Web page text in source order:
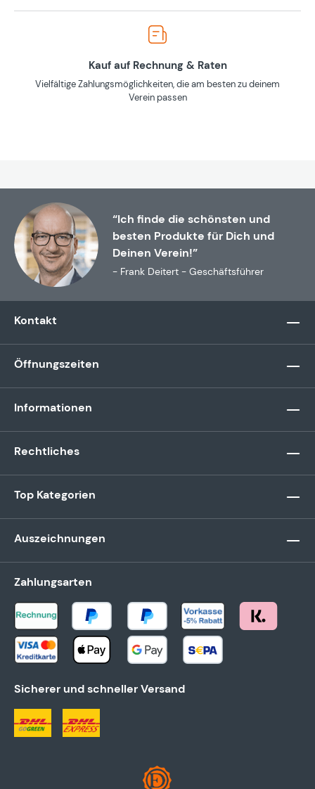
Kauf auf Rechnung & Raten
Vielfältige Zahlungsmöglichkeiten, die am besten zu deinem
Verein passen
“Ich finde die schönsten und
besten Produkte für Dich und
Deinen Verein!”
- Frank Deitert - Geschäftsführer
Kontakt
Öffnungszeiten
Informationen
Rechtliches
Top Kategorien
Auszeichnungen
Zahlungsarten
Sicherer und schneller Versand